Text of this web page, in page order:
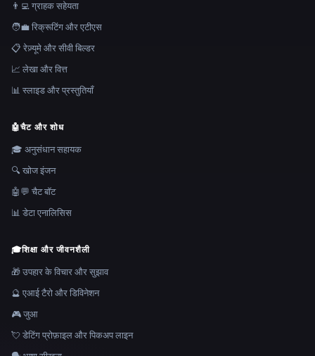
👨‍💻 ग्राहक सहेयता
🧑‍💼 रिक्रूटिंग और एटीएस
📋 रेज़्यूमे और सीवी बिल्डर
📈 लेखा और वित्त
📊 स्लाइड और प्रस्तुतियाँ
🤖चैट और शोध
🎓 अनुसंधान सहायक
🔍 खोज इंजन
🤖💬 चैट बॉट
📊 डेटा एनालिसिस
🎓शिक्षा और जीवनशैली
🎁 उपहार के विचार और सुझाव
🔮 एआई टैरो और डिविनेशन
🎮 जुआ
💘 डेटिंग प्रोफ़ाइल और पिकअप लाइन